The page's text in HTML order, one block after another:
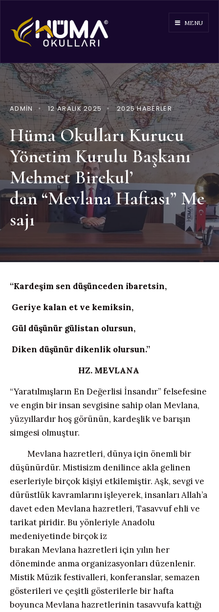
MENU
ADMIN • 12 ARALIK 2025 • 2025 HABERLER
Hüma Okulları Kurucu
Yönetim Kurulu Başkanı
Mehmet Birekul’
dan “Mevlana Haftası” Me
sajı
‘‘Kardeşim sen düşünceden ibaretsin,
Geriye kalan et ve kemiksin,
Gül düşünür gülistan olursun,
Diken düşünür dikenlik olursun.’’
HZ. MEVLANA
“Yaratılmışların En Değerlisi İnsandır” felsefesine
ve engin bir insan sevgisine sahip olan Mevlana,
yüzyıllardır hoş görünün, kardeşlik ve barışın
simgesi olmuştur.
Mevlana hazretleri, dünya için önemli bir
düşünürdür. Mistisizm denilince akla gelinen
eserleriyle birçok kişiyi etkilemiştir. Aşk, sevgi ve
dürüstlük kavramlarını işleyerek, insanları Allah’a
davet eden Mevlana hazretleri, Tasavvuf ehli ve
tarikat piridir. Bu yönleriyle Anadolu
medeniyetinde birçok iz
bırakan Mevlana hazretleri için yılın her
döneminde anma organizasyonları düzenlenir.
Mistik Müzik festivalleri, konferanslar, semazen
gösterileri ve çeşitli gösterilerle bir hafta
boyunca Mevlana hazretlerinin tasavvufa kattığı